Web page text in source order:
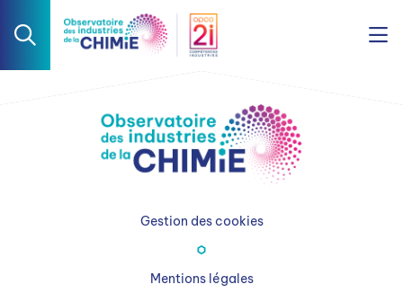
Gestion des cookies
Mentions légales